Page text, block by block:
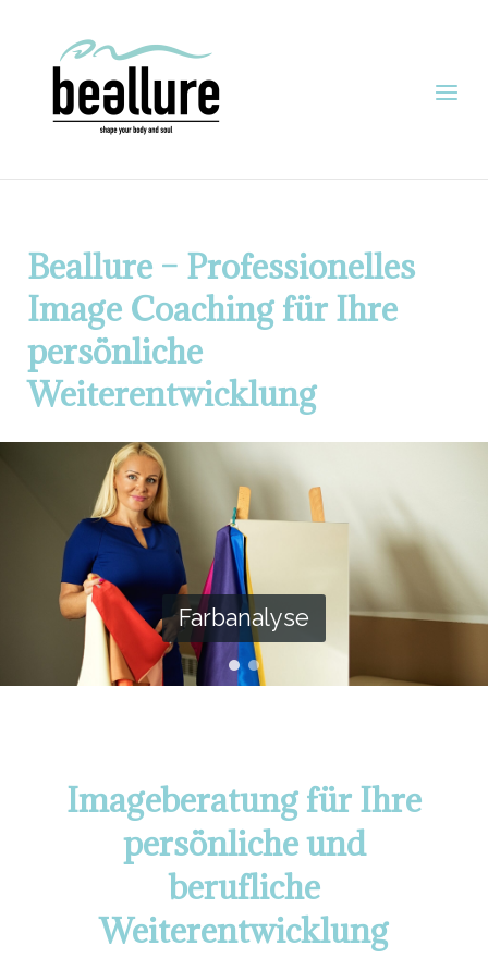
content
Home
Menu
Beallure – Professionelles
Image Coaching für Ihre
persönliche
Weiterentwicklung
Farbanalyse
Imageberatung für Ihre
persönliche und
berufliche
Weiterentwicklung